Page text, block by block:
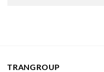
TRANGROUP